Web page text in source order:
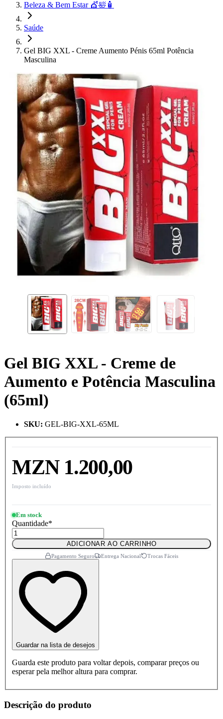
Beleza & Bem Estar 💇🛀🧴
Saúde
Gel BIG XXL - Creme Aumento Pénis 65ml Potência
Masculina
Gel BIG XXL - Creme de
Aumento e Potência Masculina
(65ml)
SKU: GEL-BIG-XXL-65ML
MZN 1.200,00
Imposto incluído
Em stock
Quantidade*
ADICIONAR AO CARRINHO
Pagamento Seguro Entrega Nacional Trocas Fáceis
Guardar na lista de desejos
Guarda este produto para voltar depois, comparar preços ou
esperar pela melhor altura para comprar.
Descrição do produto